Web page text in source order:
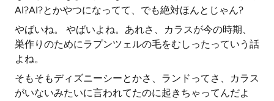
AI?AI?とかやつになってて、でも絶対ほんとじゃん?
やばいね。 やばいよね。あれさ、カラスが今の時期、
巣作りのためにラプンツェルの毛をむしったっていう話
よね。
そもそもディズニーシーとかさ、ランドってさ、カラス
がいないみたいに言われてたのに起きちゃってんだよ